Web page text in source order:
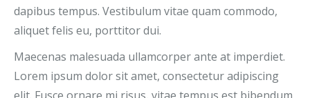
dapibus tempus. Vestibulum vitae quam commodo,
aliquet felis eu, porttitor dui.
Maecenas malesuada ullamcorper ante at imperdiet.
Lorem ipsum dolor sit amet, consectetur adipiscing